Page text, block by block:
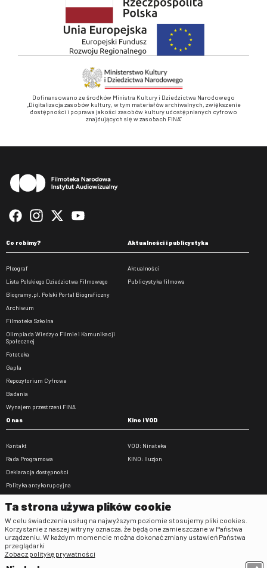
Dofinansowano ze środków Ministra Kultury i Dziedzictwa Narodowego
„Digitalizacja zasobów kultury, w tym materiałów archiwalnych, zwiększenie
dostępności i poprawa jakości zasobów kultury udostępnianych cyfrowo
znajdujących się w zasobach FINA”
Co robimy?
Pleograf
Lista Polskiego Dziedzictwa Filmowego
Biogramy.pl. Polski Portal Biograficzny
Archiwum
Filmoteka Szkolna
Olimpiada Wiedzy o Filmie i Komunikacji
Społecznej
Fototeka
Gapla
Repozytorium Cyfrowe
Badania
Wynajem przestrzeni FINA
Aktualności i publicystyka
Aktualności
Publicystyka filmowa
O nas
Kontakt
Rada Programowa
Deklaracja dostępności
Polityka antykorupcyjna
Zamówienia publiczne
Praca w FINA
Kino i VOD
VOD: Ninateka
KINO: Iluzjon
Regulaminy
Ta strona używa plików cookie
W celu świadczenia usług na najwyższym poziomie stosujemy pliki cookies.
Korzystanie z naszej witryny oznacza, że będą one zamieszczane w Państwa
urządzeniu. W każdym momencie można dokonać zmiany ustawień Państwa
przeglądarki
Zobacz politykę prywatności